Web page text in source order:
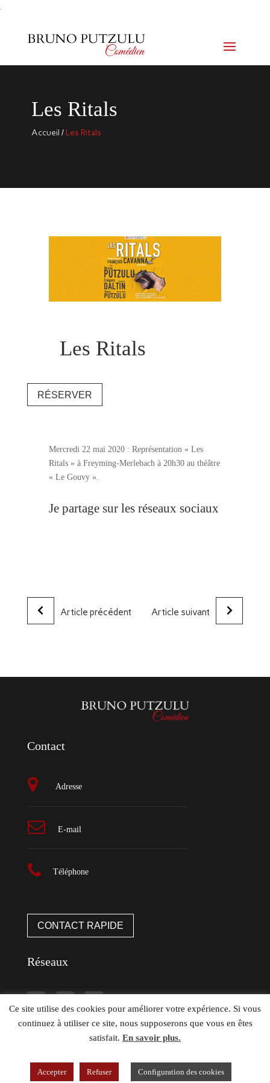
.
Les Ritals
Accueil /Les Ritals
Les Ritals
RÉSERVER
Mercredi 22 mai 2020 : Représentation « Les
Ritals » à Freyming-Merlebach à 20h30 au théâtre
« Le Gouvy ».
Je partage sur les réseaux sociaux
Article précédent Article suivant
Contact
Adresse
E-mail
Téléphone
CONTACT RAPIDE
Réseaux
Ce site utilise des cookies pour améliorer votre expérience. Si vous
continuez à utiliser ce site, nous supposerons que vous en êtes
satisfait. En savoir plus.
Accepter Refuser Configuration des cookies